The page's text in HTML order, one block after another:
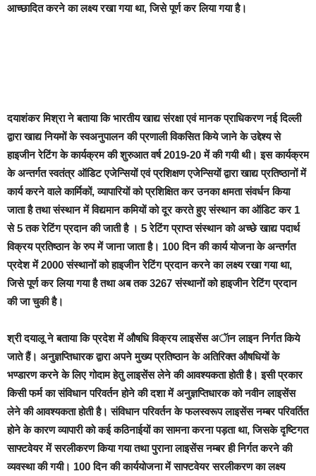
आच्छादित करने का लक्ष्य रखा गया था, जिसे पूर्ण कर लिया गया है।
दयाशंकर मिश्रा ने बताया कि भारतीय खाद्य संरक्षा एवं मानक प्राधिकरण नई दिल्ली
द्वारा खाद्य नियमों के स्वअनुपालन की प्रणाली विकसित किये जाने के उद्देश्य से
हाइजीन रेटिंग के कार्यक्रम की शुरुआत वर्ष 2019-20 में की गयी थी। इस कार्यक्रम
के अन्तर्गत स्वतंत्र ऑडिट एजेन्सियों एवं प्रशिक्षण एजेन्सियों द्वारा खाद्य प्रतिष्ठानों में
कार्य करने वाले कार्मिकों, व्यापारियों को प्रशिक्षित कर उनका क्षमता संवर्धन किया
जाता है तथा संस्थान में विद्यमान कमियों को दूर करते हुए संस्थान का ऑडिट कर 1
से 5 तक रेटिंग प्रदान की जाती है । 5 रेटिंग प्राप्त संस्थान को अच्छे खाद्य पदार्थ
विक्रय प्रतिष्ठान के रुप में जाना जाता है। 100 दिन की कार्य योजना के अन्तर्गत
प्रदेश में 2000 संस्थानों को हाइजीन रेटिंग प्रदान करने का लक्ष्य रखा गया था,
जिसे पूर्ण कर लिया गया है तथा अब तक 3267 संस्थानों को हाइजीन रेटिंग प्रदान
की जा चुकी है।
श्री दयालू ने बताया कि प्रदेश में औषधि विक्रय लाइसेंस अॅान लाइन निर्गत किये
जाते हैं। अनुज्ञप्तिधारक द्वारा अपने मुख्य प्रतिष्ठान के अतिरिक्त औषधियों के
भण्डारण करने के लिए गोदाम हेतु लाइसेंस लेने की आवश्यकता होती है। इसी प्रकार
किसी फर्म का संविधान परिवर्तन होने की दशा में अनुज्ञप्तिधारक को नवीन लाइसेंस
लेने की आवश्यकता होती है। संविधान परिवर्तन के फलस्वरूप लाइसेंस नम्बर परिवर्तित
होने के कारण व्यापारी को कई कठिनाईयों का सामना करना पड़ता था, जिसके दृष्टिगत
साफ्टवेयर में सरलीकरण किया गया तथा पुराना लाइसेंस नम्बर ही निर्गत करने की
व्यवस्था की गयी। 100 दिन की कार्ययोजना में साफ्टवेयर सरलीकरण का लक्ष्य